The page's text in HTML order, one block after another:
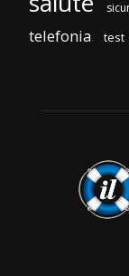
telefonia test